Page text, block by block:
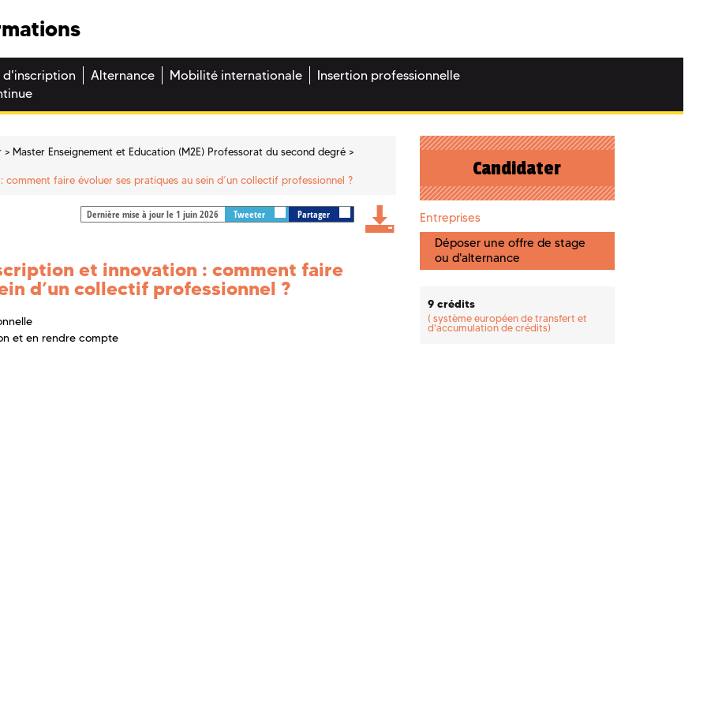
d'inscription Alternance Mobilité internationale
Insertion professionnelle
Master Enseignement et Education (M2E) Professorat du second degré
faire évoluer ses pratiques au sein d’un collectif professionnel ?
Dernière mise à jour le 1 juin 2026 Tweeter Partager
et innovation : comment faire
d’un collectif professionnel ?
et en rendre compte
Candidater
Entreprises
Déposer une offre de stage
ou d'alternance
9 crédits
( système européen de transfert et
d'accumulation de crédits)